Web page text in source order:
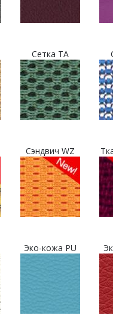
Сетка TA
Сэндвич WZ
Эко-кожа PU